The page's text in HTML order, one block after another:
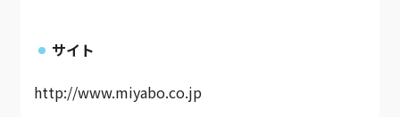
サイト
http://www.miyabo.co.jp